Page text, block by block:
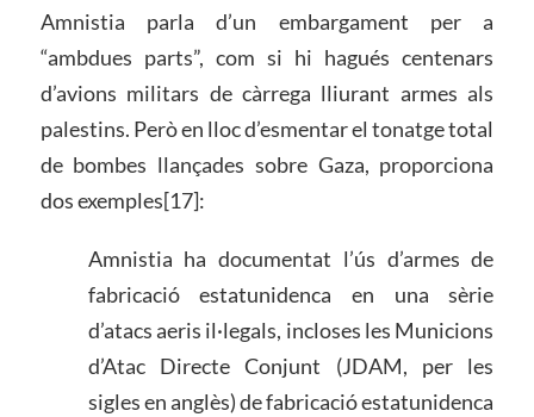
Amnistia parla d’un embargament per a
“ambdues parts”, com si hi hagués centenars
d’avions militars de càrrega lliurant armes als
palestins. Però en lloc d’esmentar el tonatge total
de bombes llançades sobre Gaza, proporciona
dos exemples[17]:
Amnistia ha documentat l’ús d’armes de
fabricació estatunidenca en una sèrie
d’atacs aeris il·legals, incloses les Municions
d’Atac Directe Conjunt (JDAM, per les
sigles en anglès) de fabricació estatunidenca